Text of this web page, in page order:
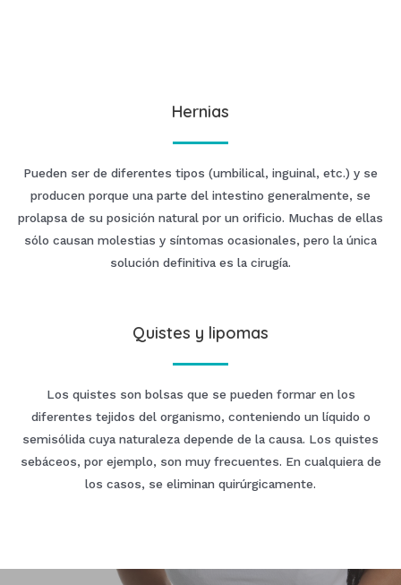
Hernias
Pueden ser de diferentes tipos (umbilical, inguinal, etc.) y se
producen porque una parte del intestino generalmente, se
prolapsa de su posición natural por un orificio. Muchas de ellas
sólo causan molestias y síntomas ocasionales, pero la única
solución definitiva es la cirugía.
Quistes y lipomas
Los quistes son bolsas que se pueden formar en los
diferentes tejidos del organismo, conteniendo un líquido o
semisólida cuya naturaleza depende de la causa. Los quistes
sebáceos, por ejemplo, son muy frecuentes. En cualquiera de
los casos, se eliminan quirúrgicamente.